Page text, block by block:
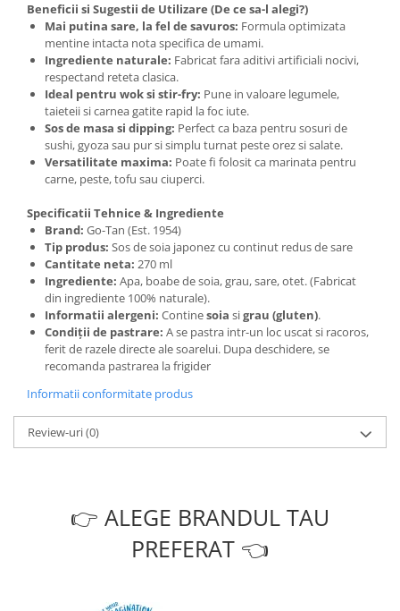
Beneficii si Sugestii de Utilizare (De ce sa-l alegi?)
Mai putina sare, la fel de savuros: Formula optimizata
mentine intacta nota specifica de umami.
Ingrediente naturale: Fabricat fara aditivi artificiali nocivi,
respectand reteta clasica.
Ideal pentru wok si stir-fry: Pune in valoare legumele,
taieteii si carnea gatite rapid la foc iute.
Sos de masa si dipping: Perfect ca baza pentru sosuri de
sushi, gyoza sau pur si simplu turnat peste orez si salate.
Versatilitate maxima: Poate fi folosit ca marinata pentru
carne, peste, tofu sau ciuperci.
Specificatii Tehnice & Ingrediente
Brand: Go-Tan (Est. 1954)
Tip produs: Sos de soia japonez cu continut redus de sare
Cantitate neta: 270 ml
Ingrediente: Apa, boabe de soia, grau, sare, otet. (Fabricat
din ingrediente 100% naturale).
Informatii alergeni: Continesoia sigrau (gluten).
Condiții de pastrare: A se pastra intr-un loc uscat si racoros,
ferit de razele directe ale soarelui. Dupa deschidere, se
recomanda pastrarea la frigider
Informatii conformitate produs
Review-uri(0)
👉 ALEGE BRANDUL TAU
PREFERAT 👈